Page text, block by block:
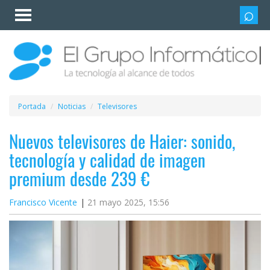
Invitado
Iniciar
sesión /
Registrarse
Esenciales
Móviles
Ofertas
Apps
Redes
sociales
Plataformas
Portada Noticias Televisores
Nuevos televisores de Haier: sonido,
tecnología y calidad de imagen
premium desde 239 €
Francisco Vicente 21 mayo 2025, 15:56